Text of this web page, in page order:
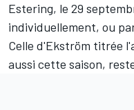
Estering, le 29
individuellement, ou
Celle d'Ekström titrée
aussi cette saison,